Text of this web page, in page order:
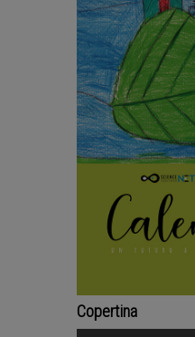
Copertina